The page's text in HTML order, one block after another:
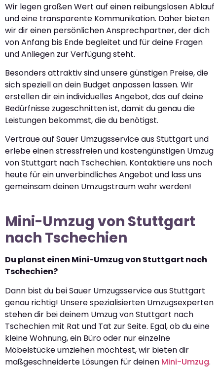
Wir legen großen Wert auf einen reibungslosen Ablauf
und eine transparente Kommunikation. Daher bieten
wir dir einen persönlichen Ansprechpartner, der dich
von Anfang bis Ende begleitet und für deine Fragen
und Anliegen zur Verfügung steht.
Besonders attraktiv sind unsere günstigen Preise, die
sich speziell an dein Budget anpassen lassen. Wir
erstellen dir ein individuelles Angebot, das auf deine
Bedürfnisse zugeschnitten ist, damit du genau die
Leistungen bekommst, die du benötigst.
Vertraue auf Sauer Umzugsservice aus Stuttgart und
erlebe einen stressfreien und kostengünstigen Umzug
von Stuttgart nach Tschechien. Kontaktiere uns noch
heute für ein unverbindliches Angebot und lass uns
gemeinsam deinen Umzugstraum wahr werden!
Mini-Umzug von Stuttgart
nach Tschechien
Du planst einen Mini-Umzug von Stuttgart nach
Tschechien?
Dann bist du bei Sauer Umzugsservice aus Stuttgart
genau richtig! Unsere spezialisierten Umzugsexperten
stehen dir bei deinem Umzug von Stuttgart nach
Tschechien mit Rat und Tat zur Seite. Egal, ob du eine
kleine Wohnung, ein Büro oder nur einzelne
Möbelstücke umziehen möchtest, wir bieten dir
maßgeschneiderte Lösungen für deinen Mini-Umzug.